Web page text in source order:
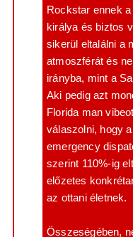
Rockstar ennek
királya és biztos
sikerül eltalálni a
atmoszférát és
irányba, mint a
Aki pedig azt
Florida man
válaszolni, hogy
emergency
szerint 110%-ig
előzetes
az ottani életnek.
Összeségében,